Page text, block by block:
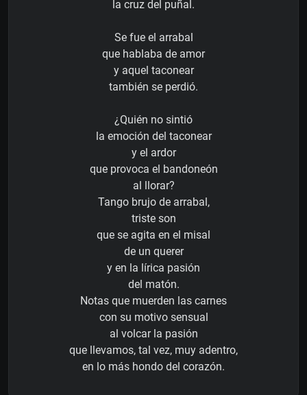
la cruz del puñal.
Se fue el arrabal
que hablaba de amor
y aquel taconear
también se perdió.
¿Quién no sintió
la emoción del taconear
y el ardor
que provoca el bandoneón
al llorar?
Tango brujo de arrabal,
triste son
que se agita en el misal
de un querer
y en la lírica pasión
del matón.
Notas que muerden las carnes
con su motivo sensual
al volcar la pasión
que llevamos, tal vez, muy adentro,
en lo más hondo del corazón.